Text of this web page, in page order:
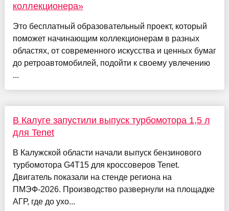
коллекционера»
Это бесплатный образовательный проект, который
поможет начинающим коллекционерам в разных
областях, от современного искусства и ценных бумаг
до ретроавтомобилей, подойти к своему увлечению
...
В Калуге запустили выпуск турбомотора 1,5 л
для Tenet
В Калужской области начали выпуск бензинового
турбомотора G4T15 для кроссоверов Tenet.
Двигатель показали на стенде региона на
ПМЭФ-2026. Производство развернули на площадке
АГР, где до ухо...